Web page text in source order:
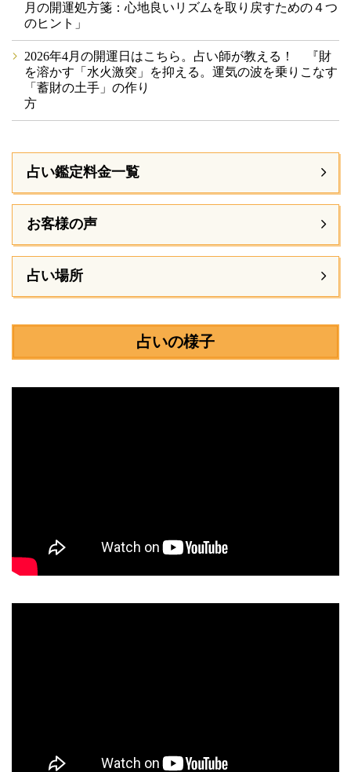
占い鑑定料金一覧
お客様の声
占い場所
占いの様子
月の開運処方箋：心地良いリズムを取り戻すための４つ
のヒント」
2026年4月の開運日はこちら。占い師が教える！ 『財
を溶かす「水火激突」を抑える。運気の波を乗りこなす
「蓄財の土手」の作り
方